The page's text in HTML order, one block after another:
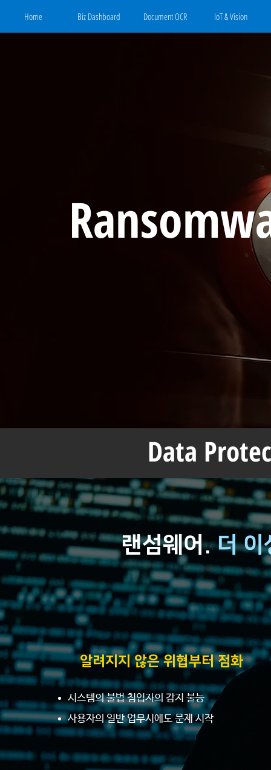
Home Biz Dashboard Document OCR IoT & Vision
Data
랜섬웨어. 더 이
알려지지 않은 위협부터 점화
시스템의 불법 침입자의 감지 불능
사용자의 일반 업무시에도 문제 시작